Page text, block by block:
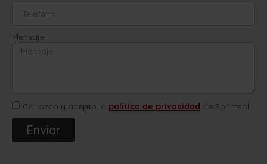
Mensaje
Conozco y acepto la política de privacidad de Sprimsol
Enviar